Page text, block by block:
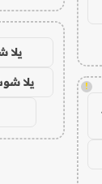
!
يلا
يلا